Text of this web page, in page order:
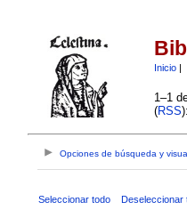
Inicio|
1–1
(RSS):
Opciones de búsqueda y
Seleccionar todo Deseleccionar